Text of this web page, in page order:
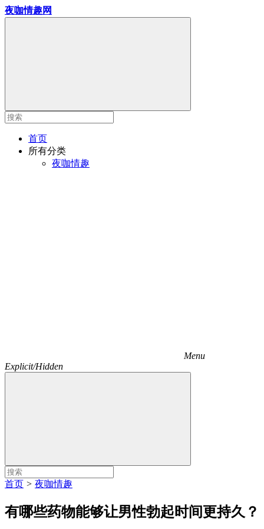
夜咖情趣网
首页
所有分类
夜咖情趣
Menu
Explicit/Hidden
首页 > 夜咖情趣
有哪些药物能够让男性勃起时间更持久？